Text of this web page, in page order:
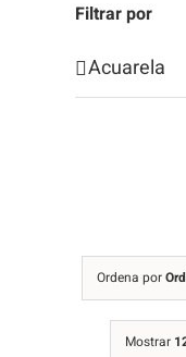
Ordena por
Mostrar
Filtrar por
Acuarela